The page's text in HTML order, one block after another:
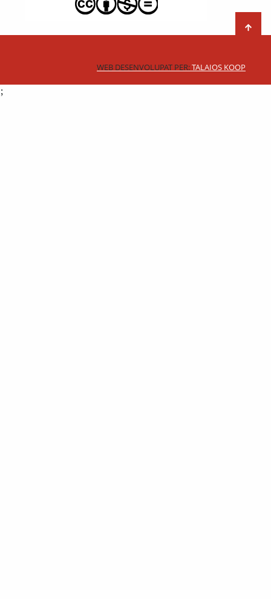
WEB DESENVOLUPAT PER:TALAIOS KOOP
;